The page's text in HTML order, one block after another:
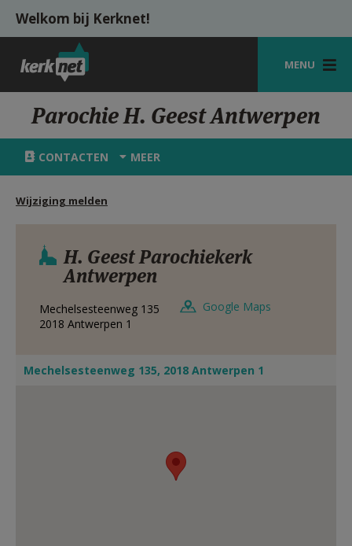
Overslaan en naar de inhoud gaan
Welkom bij Kerknet!
MENU
STARTPAGINA
KERK
VIERINGEN
SHOP
HULP
MIJN PAROCHIE
AANMELDEN OF REGISTREREN
Parochie H. Geest Antwerpen
CONTACTEN MEER
Wijziging melden
H. Geest Parochiekerk
Antwerpen
Mechelsesteenweg 135
2018 Antwerpen 1
Google Maps
Mechelsesteenweg 135, 2018 Antwerpen 1